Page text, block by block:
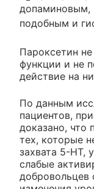
допаминовым,
подобным и
Пароксетин
функции и не
действие на
По данным
пациентов,
доказано, что
тех, которые
захвата 5-HT,
слабые
добровольцев